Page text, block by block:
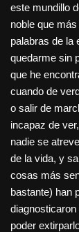
este mundillo
noble que
palabras de
quedarme sin
que he
cuando de
o salir de
incapaz de
nadie se
de la vida, y
cosas más
bastante) han
poder